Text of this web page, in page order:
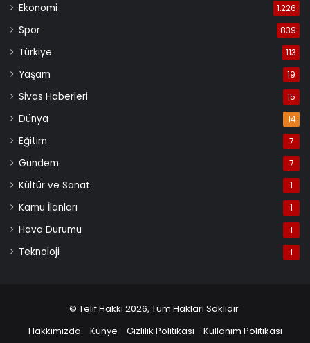
Ekonomi 1.226
Spor 839
Türkiye 113
Yaşam 19
Sivas Haberleri 15
Dünya 14
Eğitim 7
Gündem 7
Kültür ve Sanat 1
Kamu İlanları 1
Hava Durumu 1
Teknoloji 1
© Telif Hakkı 2026, Tüm Hakları Saklıdır
Hakkımızda
Künye Gizlilik Politikası Kullanım Politikası